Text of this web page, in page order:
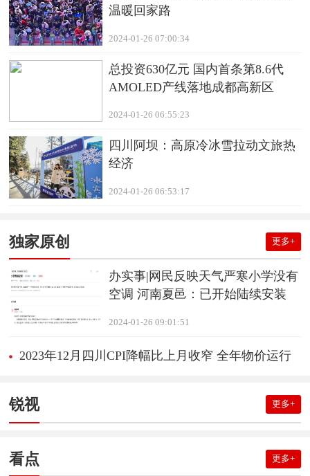
温暖回家路
2024-01-26 07:00:34
总投资630亿元 国内首条第8.6代
AMOLED产线落地成都高新区
2024-01-26 06:55:23
四川阿坝：高原冷冰雪拉动文旅热
经济
2024-01-26 06:53:17
独家原创 更多+
办实事|网民反映天气严寒小学没有
空调 河南夏邑：已开始陆续安装
2024-01-26 09:01:51
2023年12月四川CPI降幅比上月收窄 全年物价运行
锐视 更多+
看点 更多+